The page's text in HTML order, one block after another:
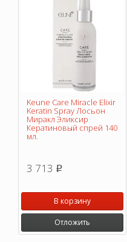
Keune Care Miracle Elixir
Keratin Spray Лосьон
Миракл Эликсир
Кератиновый спрей 140
мл.
3 713 p
В корзину
Отложить